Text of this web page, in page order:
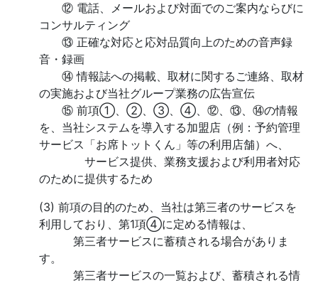
⑫ 電話、メールおよび対面でのご案内ならびに
コンサルティング
⑬ 正確な対応と応対品質向上のための音声録
音・録画
⑭ 情報誌への掲載、取材に関するご連絡、取材
の実施および当社グループ業務の広告宣伝
⑮ 前項①、②、③、④、⑫、⑬、⑭の情報
を、当社システムを導入する加盟店（例：予約管理
サービス「お席トットくん」等の利用店舗）へ、
サービス提供、業務支援および利用者対応
のために提供するため
(3) 前項の目的のため、当社は第三者のサービスを
利用しており、第1項④に定める情報は、
第三者サービスに蓄積される場合がありま
す。
第三者サービスの一覧および、蓄積される情